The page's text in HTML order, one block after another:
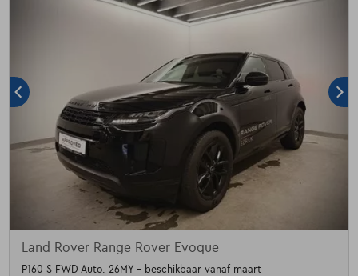
Land Rover Range Rover Evoque
P160 S FWD Auto. 26MY - beschikbaar vanaf maart